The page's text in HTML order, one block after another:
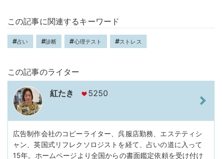
この記事に関連するキーワード
占い 診断 心理テスト ストレス
この記事のライター
紅たき 5250
広告制作会社のコピーライター、呉服店勤務、エステティシ
ャン、英国式リフレクソロジストを経て、占いの道に入って
15年。ホームページより全国からの書面鑑定依頼を受け付け